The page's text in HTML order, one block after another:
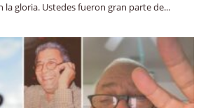
la gloria. Ustedes fueron gran parte de...